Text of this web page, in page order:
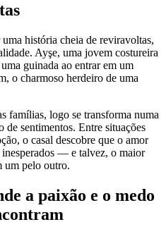
história cheia de reviravoltas,
Ayşe, uma jovem costureira
guinada ao entrar em um
o charmoso herdeiro de uma
famílias, logo se transforma numa
de sentimentos. Entre situações
o casal descobre que o amor
inesperados — e talvez, o maior
um pelo outro.
a paixão e o medo